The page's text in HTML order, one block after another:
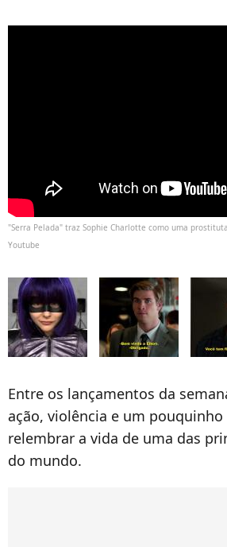
"Serra Pelada" traz Sophie Charlotte como uma
Youtube
Entre os lançamentos da
ação, violência e um pouquinho
relembrar a vida de uma das
do mundo.